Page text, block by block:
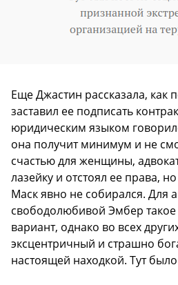
Еще Джастин рассказала, как
заставил ее подписать
юридическим языком
она получит минимум и не
счастью для женщины,
лазейку и отстоял ее права,
Маск явно не собирался. Для
свободолюбивой Эмбер такое
вариант, однако во всех
эксцентричный и страшно
настоящей находкой. Тут